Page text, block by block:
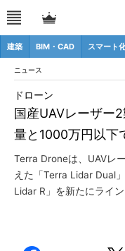
建築 BIM・CAD スマート
ニュース
国産UAVレーザー
量と1000万円以
ドローン
Terra Droneは、UAVレ
えた「Terra Lidar Dual
Lidar R」を新たにライ